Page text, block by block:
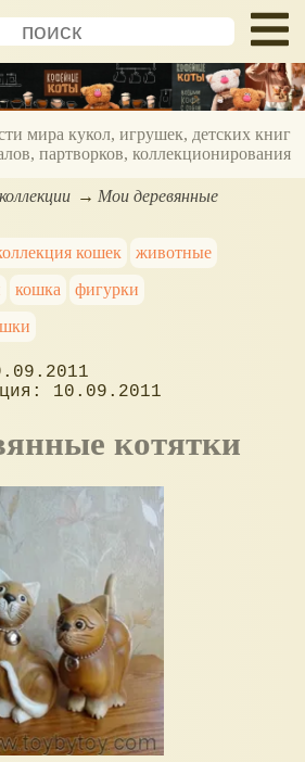
мира кукол, игрушек, детских книг
партворков, коллекционирования
Мои деревянные
кошек
животные
кошка
фигурки
10.09.2011
котятки